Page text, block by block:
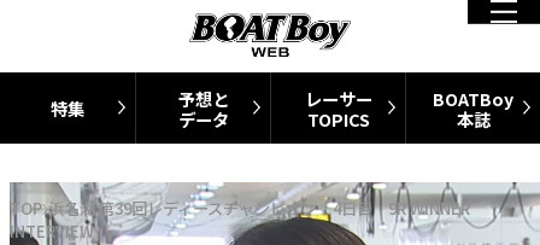
特集
予想と
データ
レーサー
TOPICS
BOATBoy
本誌
TOP 浜名湖 第39回レディースチャンピオン 4日目 9R WINNER
INTERVIEW